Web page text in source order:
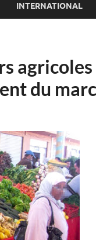
INTERNATIONAL
agricoles
du